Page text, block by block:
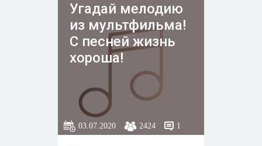
Угадай мелодию
из мультфильма!
С песней жизнь
хороша!
03.07.2020 2424 1